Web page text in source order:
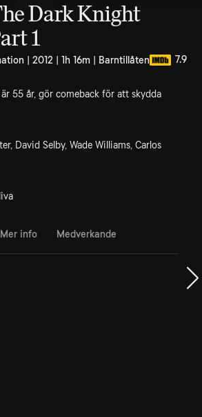
Dark Knight
1
| 2012 | 1h 16m | Barntillåten 7.9
är 55 år, gör comeback för att skydda
David Selby, Wade Williams, Carlos
Mer info Medverkande